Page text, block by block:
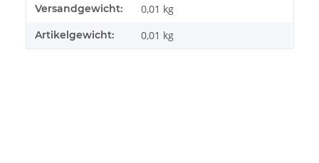
Produkteigenschaft
Wert
Versandgewicht: 0,01 kg
Artikelgewicht: 0,01 kg